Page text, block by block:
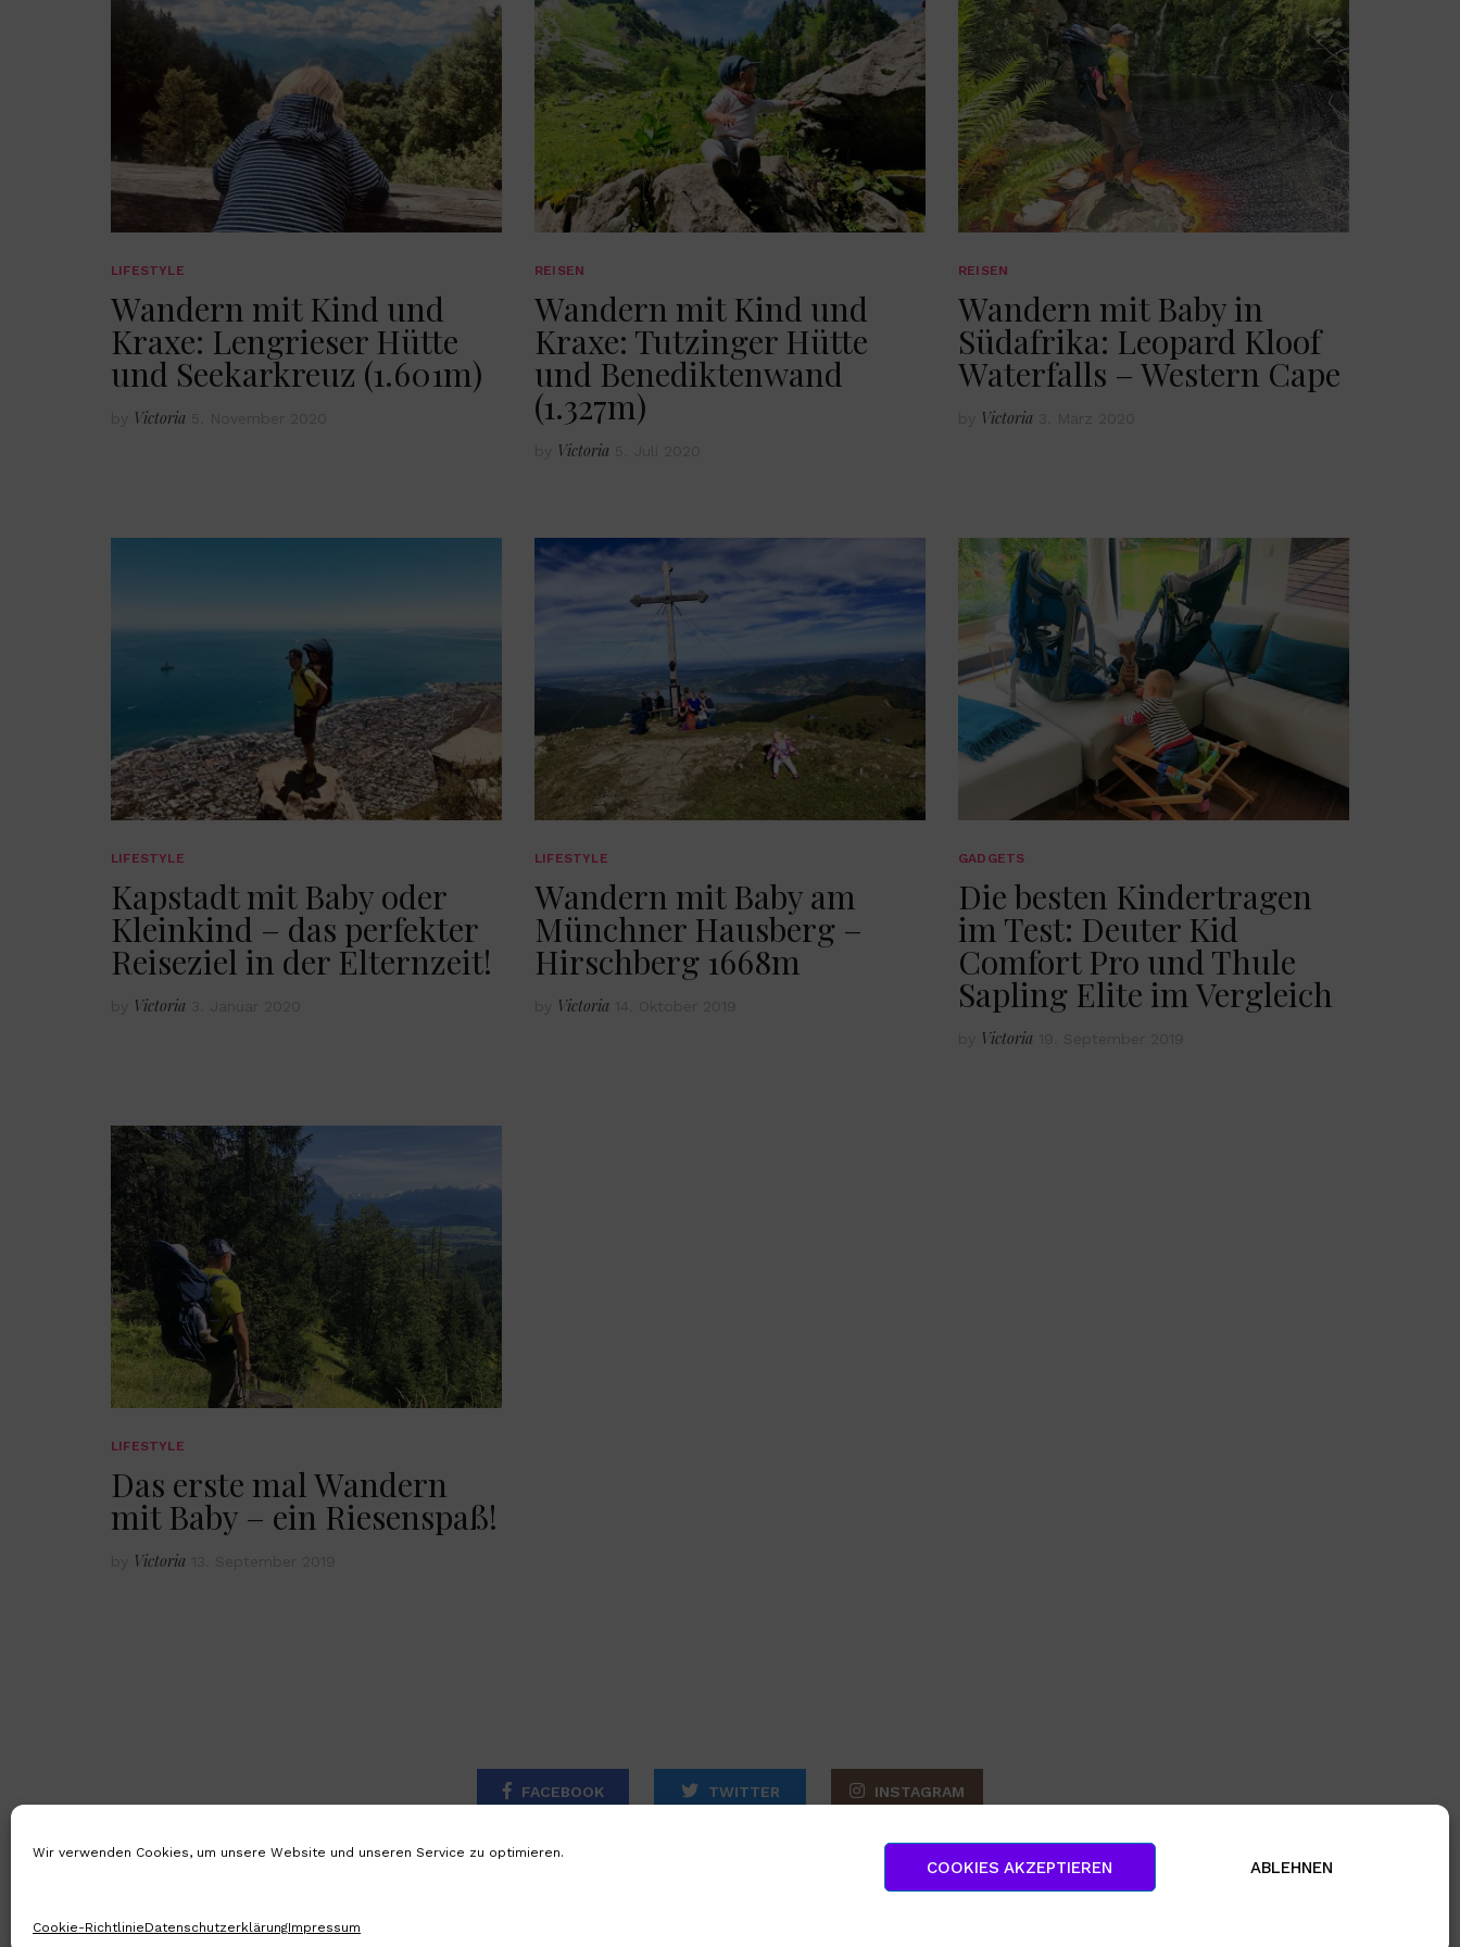
Wir verwenden Cookies, um unsere Website und unseren Service zu optimieren.
COOKIES AKZEPTIEREN ABLEHNEN
Cookie-RichtlinieDatenschutzerklärungImpressum
LIFESTYLE
Wandern mit Kind und
Kraxe: Lengrieser Hütte
und Seekarkreuz (1.601m)
Victoria
REISEN
Wandern mit Kind und
Kraxe: Tutzinger Hütte
und Benediktenwand
(1.327m)
Victoria
REISEN
Wandern mit Baby in
Südafrika: Leopard Kloof
Waterfalls – Western Cape
Victoria
LIFESTYLE
Kapstadt mit Baby oder
Kleinkind – das perfekter
Reiseziel in der Elternzeit!
Victoria
LIFESTYLE
Wandern mit Baby am
Münchner Hausberg –
Hirschberg 1668m
Victoria
GADGETS
Die besten Kindertragen
im Test: Deuter Kid
Comfort Pro und Thule
Sapling Elite im Vergleich
Victoria
LIFESTYLE
Das erste mal Wandern
mit Baby – ein Riesenspaß!
Victoria
FACEBOOK TWITTER INSTAGRAM
COOKIE-RICHTLINIE